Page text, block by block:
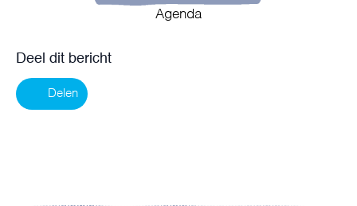
Agenda
Deel dit bericht
Delen